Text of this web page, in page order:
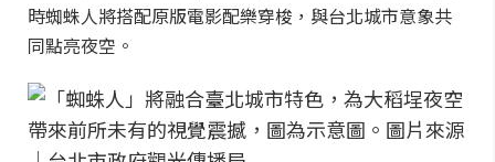
時蜘蛛人將搭配原版電影配樂穿梭，與台北城市意象共
同點亮夜空。